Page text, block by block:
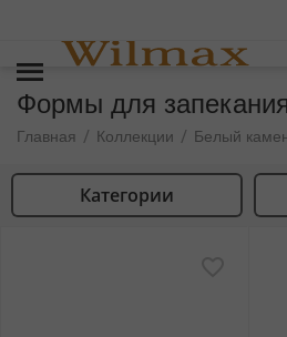
Формы для
Главная / Коллекции / Белый
Категории